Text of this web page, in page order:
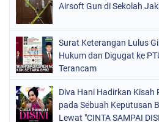
Airsoft Gun di Sekolah
Surat Keterangan Lulus
Hukum dan Digugat ke
Terancam
Diva Hani Hadirkan
pada Sebuah Keputusan
Lewat "CINTA SAMPAI